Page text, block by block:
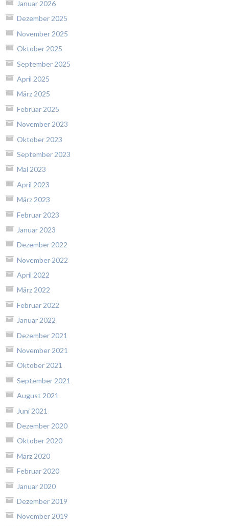
Januar 2026
Dezember 2025
November 2025
Oktober 2025
September 2025
April 2025
März 2025
Februar 2025
November 2023
Oktober 2023
September 2023
Mai 2023
April 2023
März 2023
Februar 2023
Januar 2023
Dezember 2022
November 2022
April 2022
März 2022
Februar 2022
Januar 2022
Dezember 2021
November 2021
Oktober 2021
September 2021
August 2021
Juni 2021
Dezember 2020
Oktober 2020
März 2020
Februar 2020
Januar 2020
Dezember 2019
November 2019